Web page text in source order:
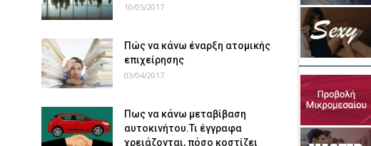
10/05/2017
Πώς να κάνω έναρξη ατομικής
επιχείρησης
03/04/2017
Πως να κάνω μεταβίβαση
αυτοκινήτου.Τι έγγραφα
χρειάζονται, πόσο κοστίζει